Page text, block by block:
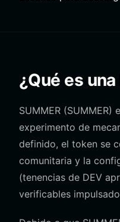
¿Qué es
SUMMER
experimento de
definido, el token se
comunitaria y la
(tenencias de DEV
verificables